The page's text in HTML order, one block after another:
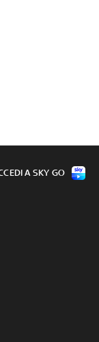
A SKY GO